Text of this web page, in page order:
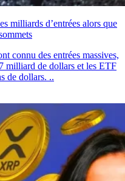
milliards d’entrées alors que
connu des entrées massives,
milliard de dollars et les ETF
de dollars. ..